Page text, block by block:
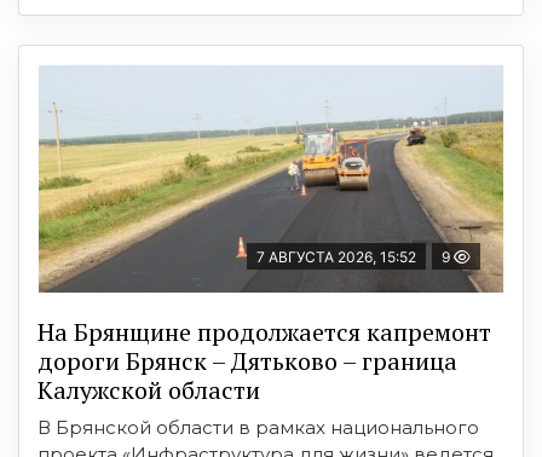
7 АВГУСТА 2026, 15:52 9
На Брянщине продолжается капремонт
дороги Брянск – Дятьково – граница
Калужской области
В Брянской области в рамках национального